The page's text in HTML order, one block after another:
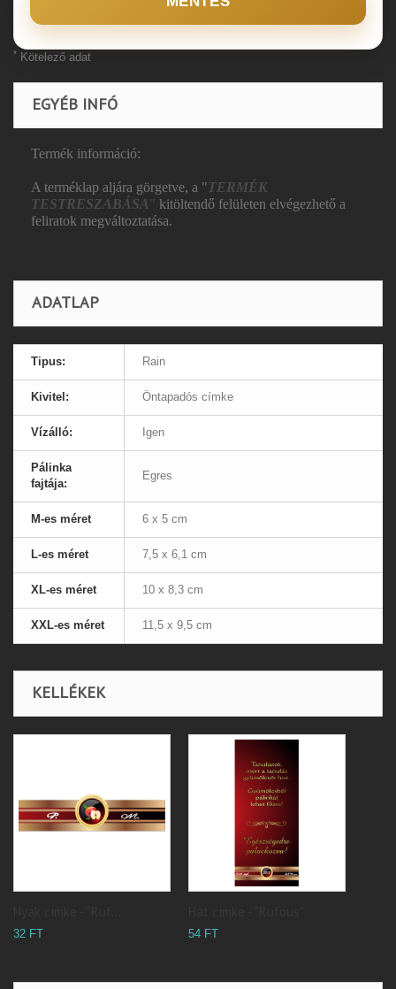
* Kötelező adat
EGYÉB INFÓ
Termék információ:
A terméklap aljára görgetve, a "TERMÉK
TESTRESZABÁSA" kitöltendő felületen elvégezhető a
feliratok megváltoztatása.
ADATLAP
Tipus: Rain
Kivitel: Öntapadós címke
Vízálló: Igen
Pálinka
fajtája:
Egres
M-es méret 6 x 5 cm
L-es méret 7,5 x 6,1 cm
XL-es méret 10 x 8,3 cm
XXL-es méret 11,5 x 9,5 cm
KELLÉKEK
32 FT 54 FT